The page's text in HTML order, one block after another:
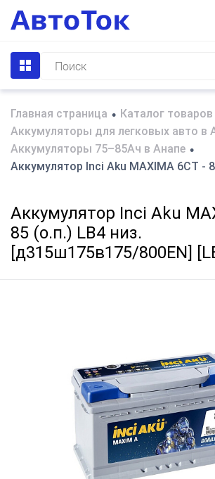
Главная страница • Каталог товаров
Аккумуляторы для легковых авто в
Аккумуляторы 75–85Ач в Анапе •
Аккумулятор Inci Aku MAXIMA 6СТ -
Аккумулятор Inci Aku
85 (о.п.) LB4 низ.
[д315ш175в175/800EN]